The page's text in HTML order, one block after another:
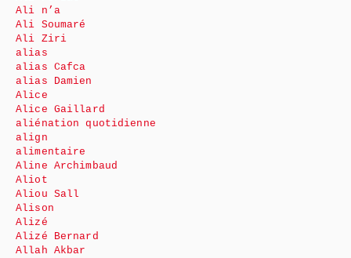
Ali n’a
Ali Soumaré
Ali Ziri
alias
alias Cafca
alias Damien
Alice
Alice Gaillard
aliénation quotidienne
align
alimentaire
Aline Archimbaud
Aliot
Aliou Sall
Alison
Alizé
Alizé Bernard
Allah Akbar